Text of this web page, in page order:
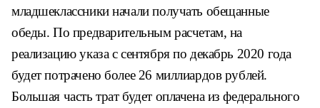
младшеклассники начали получать обещанные
обеды. По предварительным расчетам, на
реализацию указа с сентября по декабрь 2020 года
будет потрачено более 26 миллиардов рублей.
Большая часть трат будет оплачена из федерального